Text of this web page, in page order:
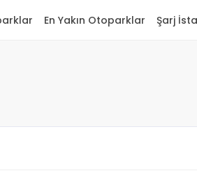
En Yakın Otoparklar Şarj